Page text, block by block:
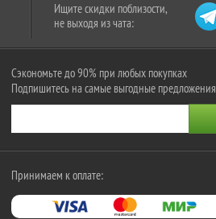
Ищите скидки поблизости,
не выходя из чата:
Сэкономьте до 90% при любых покупках
Подпишитесь на самые выгодные предложения
Принимаем к оплате: